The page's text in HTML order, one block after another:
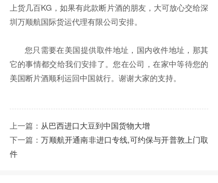
上货几百KG，如果有此款断片酒的朋友，大可放心交给深
圳万顺航国际货运代理有限公司安排。
您只需要在美国提供取件地址，国内收件地址，那其
它的事情都交给我们安排了。您在公司，在家中等待您的
美国断片酒顺利运回中国就行。谢谢大家的支持。
上一篇： 从巴西进口大豆到中国货物大增
下一篇：万顺航开通南非进口专线,可约保与开普敦上门取
件